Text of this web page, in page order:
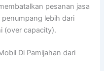
pesanan jasa
lebih dari
(over capacity).
Di Pamijahan dari